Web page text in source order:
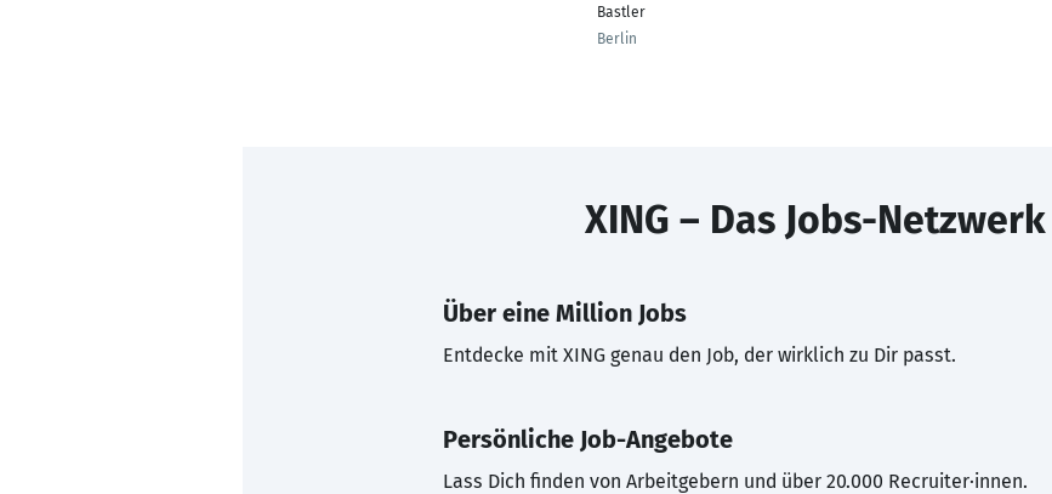
Bastler
Berlin
XING – Das Jobs-Netzwerk
Über eine Million Jobs
Entdecke mit XING genau den Job, der wirklich zu Dir passt.
Persönliche Job-Angebote
Lass Dich finden von Arbeitgebern und über 20.000 Recruiter·innen.